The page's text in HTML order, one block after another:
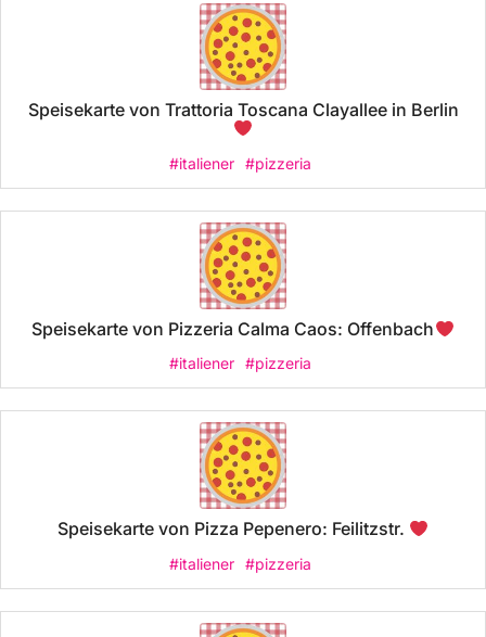
Speisekarte von Trattoria Toscana Clayallee in Berlin
#italiener #pizzeria
Speisekarte von Pizzeria Calma Caos: Offenbach
#italiener #pizzeria
Speisekarte von Pizza Pepenero: Feilitzstr.
#italiener #pizzeria